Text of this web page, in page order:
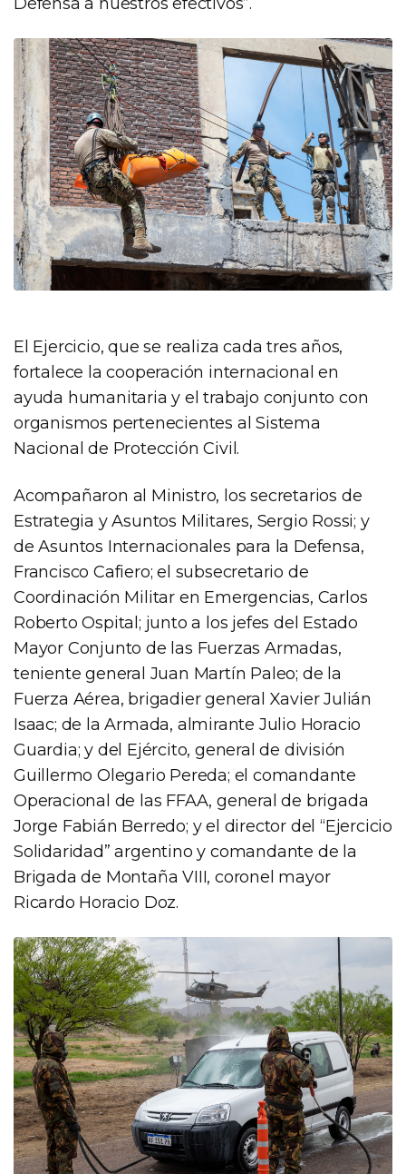
El Ejercicio, que se realiza cada tres años,
fortalece la cooperación internacional en
ayuda humanitaria y el trabajo conjunto con
organismos pertenecientes al Sistema
Nacional de Protección Civil.
Acompañaron al Ministro, los secretarios de
Estrategia y Asuntos Militares, Sergio Rossi; y
de Asuntos Internacionales para la Defensa,
Francisco Cafiero; el subsecretario de
Coordinación Militar en Emergencias, Carlos
Roberto Ospital; junto a los jefes del Estado
Mayor Conjunto de las Fuerzas Armadas,
teniente general Juan Martín Paleo; de la
Fuerza Aérea, brigadier general Xavier Julián
Isaac; de la Armada, almirante Julio Horacio
Guardia; y del Ejército, general de división
Guillermo Olegario Pereda; el comandante
Operacional de las FFAA, general de brigada
Jorge Fabián Berredo; y el director del “Ejercicio
Solidaridad” argentino y comandante de la
Brigada de Montaña VIII, coronel mayor
Ricardo Horacio Doz.